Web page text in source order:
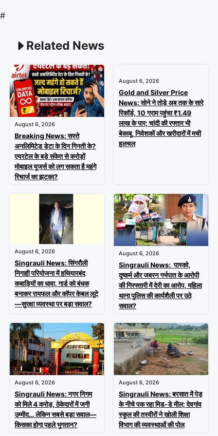
#
Related News
August 6, 2026
Breaking News: सस्ते
अनलिमिटेड डेटा के दिन गिनती के?
एयरटेल के बड़े संकेत से करोड़ों
मोबाइल यूजर्स को लग सकता है महंगे
रिचार्ज का झटका?
August 6, 2026
Gold and Silver Price
News: सोने ने तोड़े अब तक के सारे
रिकॉर्ड, 10 ग्राम पहुंचा ₹1.49
लाख के पार; चांदी की रफ्तार भी
बेकाबू, निवेशकों और खरीदारों में मची
हलचल
August 6, 2026
Singrauli News: सिंगरौली
निगाही परियोजना में हथियारबंद
कबाड़ियों का धावा, गार्ड को बंधक
बनाकर रायफल और कॉपर केबल लूटे
—सुरक्षा व्यवस्था पर बड़ा सवाल?
August 6, 2026
Singrauli News: पास्को,
दुष्कर्म और जबरन गर्भपात के आरोपी
की गिरफ्तारी में देरी का आरोप, महिला
थाना पुलिस की कार्यशैली पर उठे
सवाल?
August 6, 2026
Singrauli News: नगर निगम
को मिले 4 करोड़, ठेकेदारों में जगी
उम्मीद… लेकिन सबसे बड़ा सवाल—
किसका होगा पहले भुगतान?
August 6, 2026
Singrauli News: बरसात में पेड़
के नीचे पक रहा मिड-डे मील; देवगांव
स्कूल की तस्वीरों ने खोली शिक्षा
विभाग की व्यवस्थाओं की पोल